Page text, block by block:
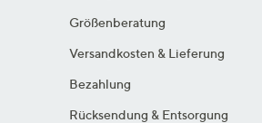
Größenberatung
Versandkosten & Lieferung
Bezahlung
Rücksendung & Entsorgung